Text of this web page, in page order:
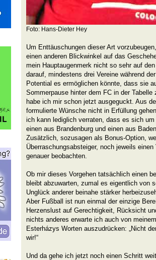
Foto: Hans-Dieter Hey
Um Enttäuschungen dieser Art
einen anderen Blickwinkel auf das
mein Hauptaugenmerk nicht so sehr auf
darauf, mindestens drei Vereine während
Potential es ermöglichen könnte, dass sie
Sommerpause hinter dem FC in der
habe ich mir schon jetzt ausgeguckt. Aus
formulierte Wünsche nicht in Erfüllung
ich kann lediglich verraten, dass es sich
einen aus Brandenburg und einen aus
Zusätzlich, sozusagen als Bonus-Option,
Überraschungsabsteiger, noch jeweils
genauer beobachten.
Ob mir dieses Vorgehen tatsächlich einen
bleibt abzuwarten, zumal es eigentlich von
Unglück anderer beinahe stärker
Aber Fußball ist nun einmal der einzige
Herzenslust auf Gerechtigkeit, Rücksicht
nichts anderes erwarte ich auch von
Esterházys Worten auszudrücken: „Nicht
wir!“
Und da gehe ich jetzt noch einen Schritt